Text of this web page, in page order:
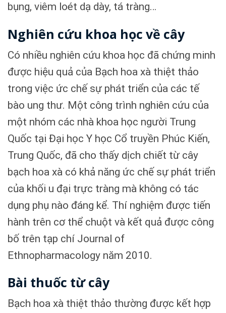
bụng, viêm loét dạ dày, tá tràng…
Nghiên cứu khoa học về cây
Có nhiều nghiên cứu khoa học đã chứng minh
được hiệu quả của Bạch hoa xà thiệt thảo
trong việc ức chế sự phát triển của các tế
bào ung thư. Một công trình nghiên cứu của
một nhóm các nhà khoa học người Trung
Quốc tại Đại học Y học Cổ truyền Phúc Kiến,
Trung Quốc, đã cho thấy dịch chiết từ cây
bạch hoa xà có khả năng ức chế sự phát triển
của khối u đại trực tràng mà không có tác
dụng phụ nào đáng kể. Thí nghiệm được tiến
hành trên cơ thể chuột và kết quả được công
bố trên tạp chí Journal of
Ethnopharmacology năm 2010.
Bài thuốc từ cây
Bạch hoa xà thiệt thảo thường được kết hợp